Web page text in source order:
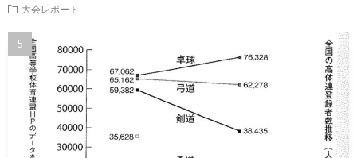
大会レポート